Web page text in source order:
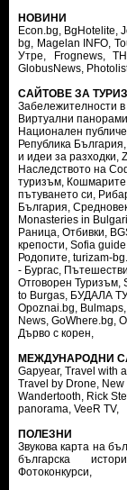
НОВИНИ
Econ.bg, BgHotelite,
bg, Magelan INFO,
Утре, Frognews,
GlobusNews,
САЙТОВЕ ЗА
Забележителности
Виртуални панорами
Национален
Република България,
и идеи за разходки,
Наследството на
туризъм, Кошмарите
пътуването си,
България,
Monasteries in
Раница, Отбивки,
крепости, Sofia guide
Родопите, turizam-
- Бургас,
Отговорен Туризъм,
to Burgas, БУДАЛА
Opoznai.bg, Bulmaps,
News, GoWhere.bg,
Дърво с корен,
МЕЖДУНАРОДНИ
Gapyear, Travel with
Travel by Drone,
Wandertooth, Rick
panorama, VeeR TV,
ПОЛЕЗНИ
Звукова карта на
българска
Фотоконкурси,